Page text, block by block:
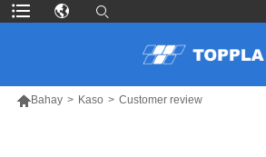
Bahay > Kaso > Customer review